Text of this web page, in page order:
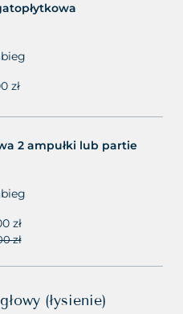
zł
2 ampułki lub partie
zł
zł
(łysienie)